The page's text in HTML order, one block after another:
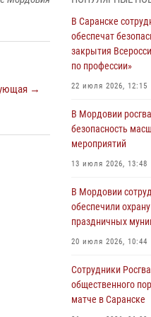
→
В Мордовии
Росгвардии
посвящённых 25-
Ушакова
06 августа 2026,
В Саранске
задержали
имущество в кафе
06 августа 2026,
В Саранске по
правоохранители
незамедлительно
05 августа 2026,
В Саранске
задержали
причинении
В Саранске
обеспечат
закрытия
по профессии»
22 июля 2026, 12:15
В Мордовии
безопасность
мероприятий
13 июля 2026, 13:48
В Мордовии
обеспечили
праздничных
20 июля 2026, 10:44
Сотрудники
общественного
матче в Саранске